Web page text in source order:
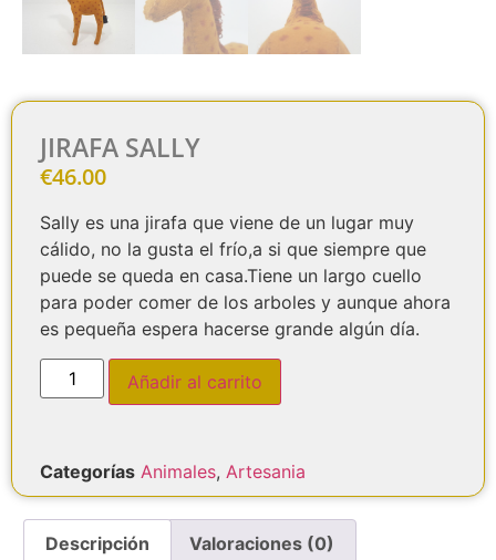
JIRAFA SALLY
€46.00
Sally es una jirafa que viene de un lugar muy
cálido, no la gusta el frío,a si que siempre que
puede se queda en casa.Tiene un largo cuello
para poder comer de los arboles y aunque ahora
es pequeña espera hacerse grande algún día.
Añadir al carrito
Categorías Animales, Artesania
Descripción Valoraciones (0)